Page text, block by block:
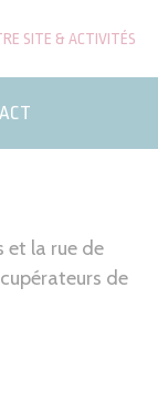
SITE & ACTIVITÉS
et la rue de
de